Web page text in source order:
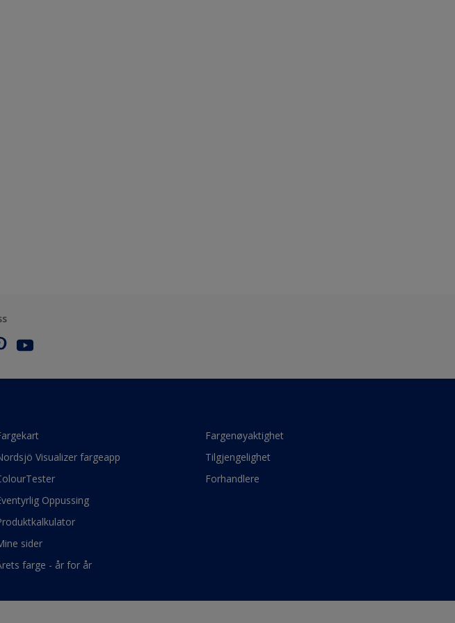
Visualizer fargeapp
Oppussing
sider
farge - år for år
Fargenøyaktighet
Tilgjengelighet
Forhandlere